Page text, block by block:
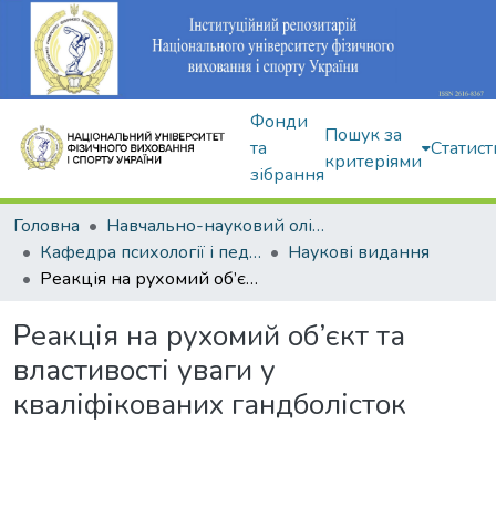
Фонди
та
зібрання
Пошук за
критеріями
Головна
Навчально-науковий олімпійський інститут
Кафедра психології і педагогіки
Наукові видання
Реакція на рухомий об’єкт та властивості уваги у кваліфікованих гандболісток
Реакція на рухомий об’єкт та
властивості уваги у
кваліфікованих гандболісток